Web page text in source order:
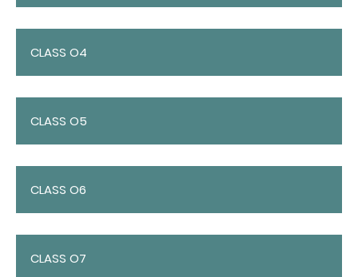
CLASS O4
CLASS O5
CLASS O6
CLASS O7